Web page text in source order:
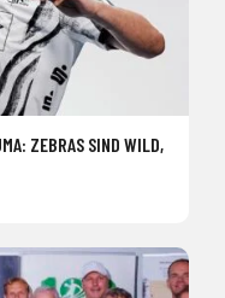
ZEBRAS SIND WILD,